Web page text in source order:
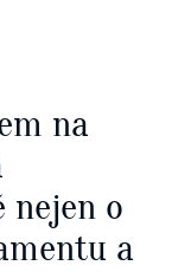
na
nejen o
a